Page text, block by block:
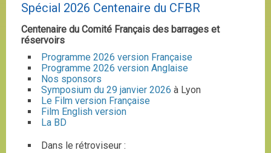
Spécial 2026 Centenaire du CFBR
Centenaire du Comité Français des barrages et
réservoirs
Programme 2026 version Française
Programme 2026 version Anglaise
Nos sponsors
Symposium du 29 janvier 2026 à Lyon
Le Film version Française
Film English version
La BD
Dans le rétroviseur :